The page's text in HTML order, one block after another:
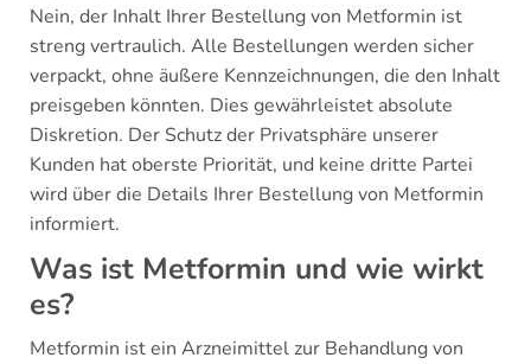
Nein, der Inhalt Ihrer Bestellung von Metformin ist
streng vertraulich. Alle Bestellungen werden sicher
verpackt, ohne äußere Kennzeichnungen, die den Inhalt
preisgeben könnten. Dies gewährleistet absolute
Diskretion. Der Schutz der Privatsphäre unserer
Kunden hat oberste Priorität, und keine dritte Partei
wird über die Details Ihrer Bestellung von Metformin
informiert.
Was ist Metformin und wie wirkt
es?
Metformin ist ein Arzneimittel zur Behandlung von